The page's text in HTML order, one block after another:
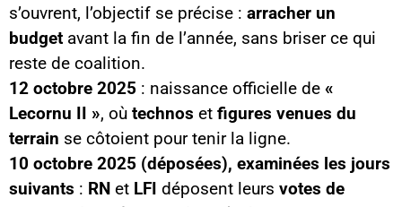
s’ouvrent, l’objectif se précise : arracher un
budget avant la fin de l’année, sans briser ce qui
reste de coalition.
12 octobre 2025 : naissance officielle de «
Lecornu II », où technos et figures venues du
terrain se côtoient pour tenir la ligne.
10 octobre 2025 (déposées), examinées les jours
suivants : RN et LFI déposent leurs votes de